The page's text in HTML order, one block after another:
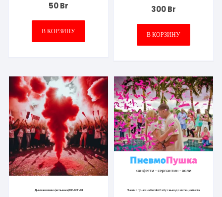
50Br
В КОРЗИНУ
300Br
В КОРЗИНУ
Дымовая мина (вспышка) КРАСНАЯ Пневмопушка на Gender Party с выездом специалиста